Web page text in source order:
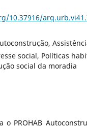
10.37916/
social, Políticas
social da moradia
o PROHAB